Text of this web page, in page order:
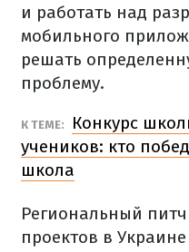
и работать над
мобильного
решать
проблему.
К ТЕМЕ:
Конкурс
учеников: кто
школа
Региональный
проектов в Украине